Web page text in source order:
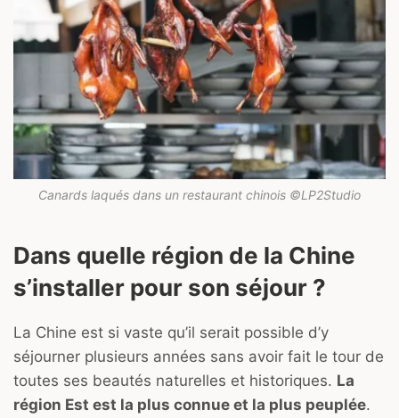
Canards laqués dans un restaurant chinois ©LP2Studio
Dans quelle région de la Chine
s’installer pour son séjour ?
La Chine est si vaste qu’il serait possible d’y
séjourner plusieurs années sans avoir fait le tour de
toutes ses beautés naturelles et historiques. La
région Est est la plus connue et la plus peuplée.